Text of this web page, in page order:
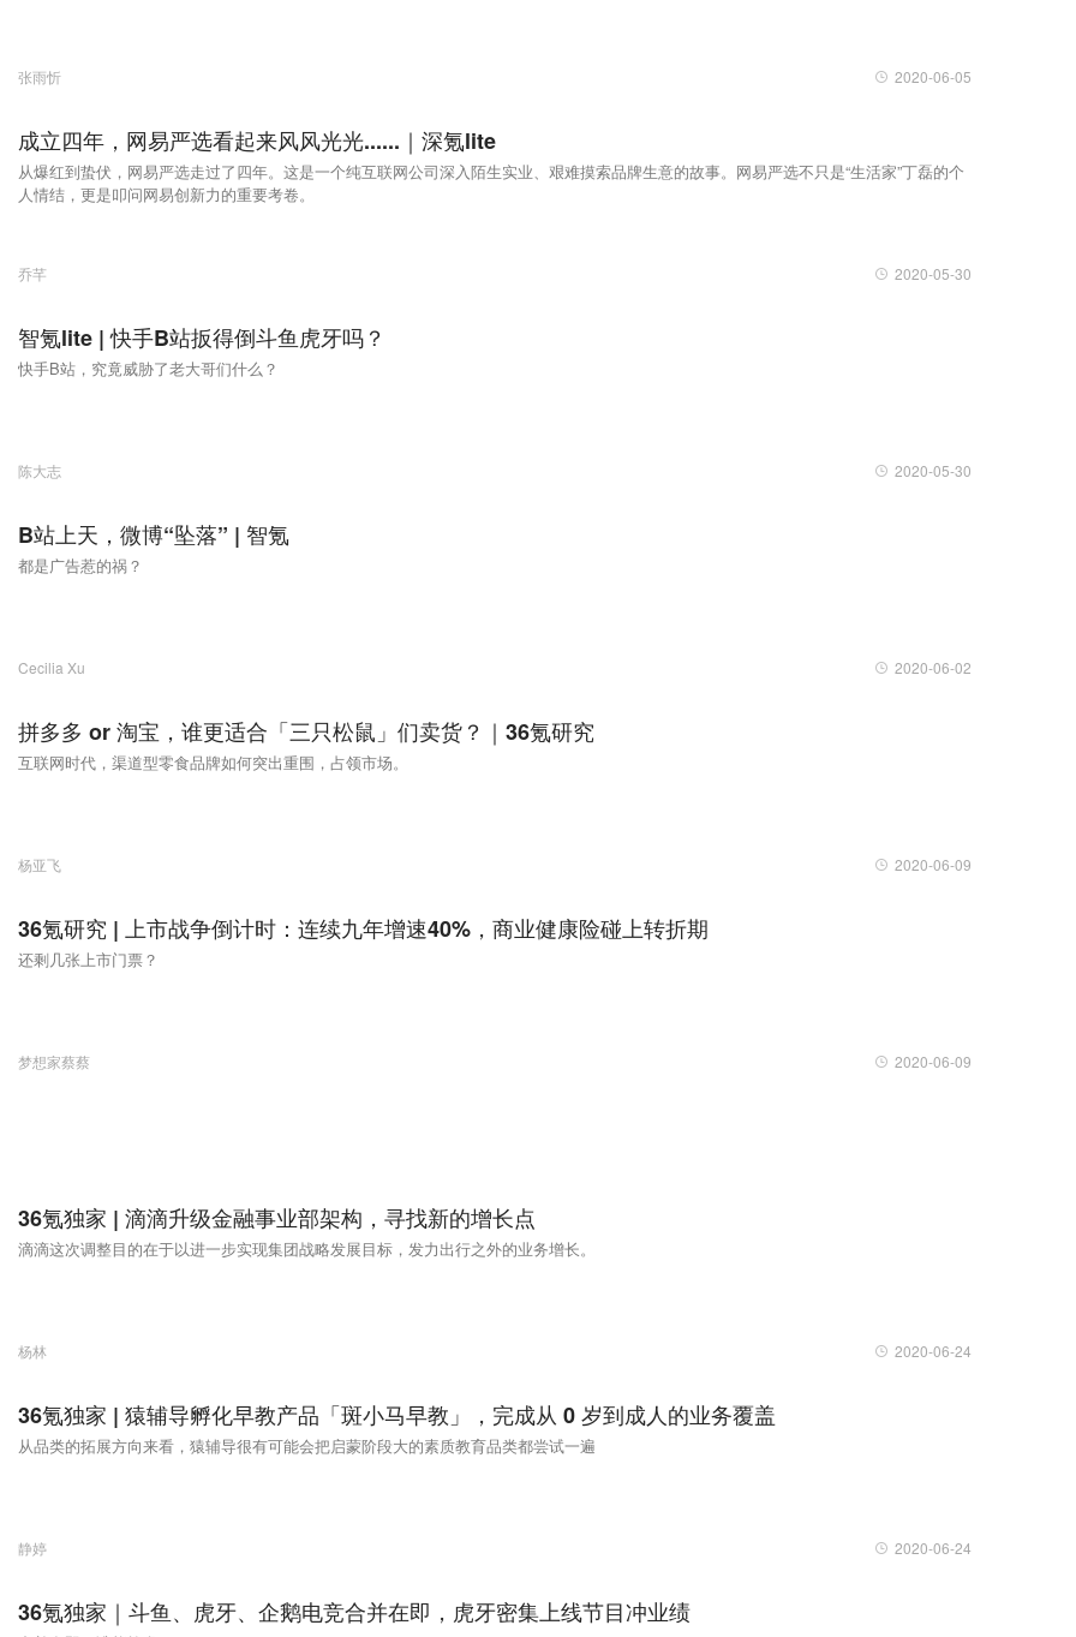
张雨忻 2020-06-05
成立四年，网易严选看起来风风光光......｜深氪lite
从爆红到蛰伏，网易严选走过了四年。这是一个纯互联网公司深入陌生实业、艰难摸索品牌生意的故事。网易严选不只是“生活家”丁磊的个
人情结，更是叩问网易创新力的重要考卷。
乔芊 2020-05-30
智氪lite | 快手B站扳得倒斗鱼虎牙吗？
快手B站，究竟威胁了老大哥们什么？
陈大志 2020-05-30
B站上天，微博“坠落” | 智氪
都是广告惹的祸？
Cecilia Xu 2020-06-02
拼多多 or 淘宝，谁更适合「三只松鼠」们卖货？｜36氪研究
互联网时代，渠道型零食品牌如何突出重围​，占领市场。
杨亚飞 2020-06-09
36氪研究 | 上市战争倒计时：连续九年增速40%，商业健康险碰上转折期
还剩几张上市门票？
梦想家蔡蔡 2020-06-09
36氪独家 | 滴滴升级金融事业部架构，寻找新的增长点
滴滴这次调整目的在于以进一步实现集团战略发展目标，发力出行之外的业务增长。
杨林 2020-06-24
36氪独家 | 猿辅导孵化早教产品「斑小马早教」，完成从 0 岁到成人的业务覆盖
从品类的拓展方向来看，猿辅导很有可能会把启蒙阶段大的素质教育品类都尝试一遍
静婷 2020-06-24
36氪独家｜斗鱼、虎牙、企鹅电竞合并在即，虎牙密集上线节目冲业绩